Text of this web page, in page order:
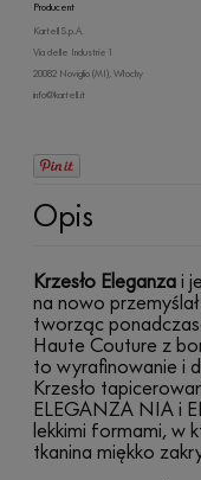
Producent
Kartell S.p.A.
Via delle Industrie 1
20082 Noviglio (MI), Włochy
info@kartell.it
Opis
Krzesło Eleganzai
na nowo
tworząc
Haute Couture z
to wyrafinowanie i
Krzesło
ELEGANZA NIA i
lekkimi formami, w
tkanina miękko